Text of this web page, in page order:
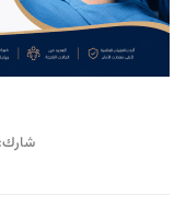
شارك: